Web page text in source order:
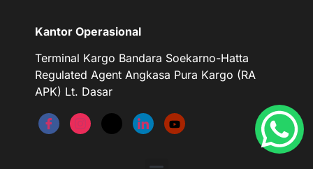
Kantor Operasional
Terminal Kargo Bandara Soekarno-Hatta
Regulated Agent Angkasa Pura Kargo (RA
APK) Lt. Dasar